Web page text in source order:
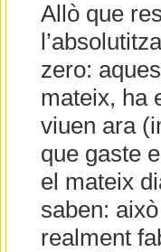
Allò que
zero:
mateix, ha
viuen ara
que gaste
el mateix
saben:
realment